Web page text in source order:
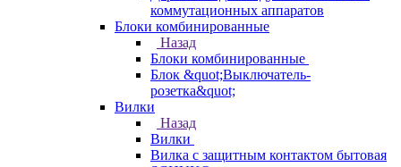
коммутационных аппаратов
Блоки комбинированные
Назад
Блоки комбинированные
Блок &quot;Выключатель-
розетка&quot;
Вилки
Назад
Вилки
Вилка с защитным контактом бытовая